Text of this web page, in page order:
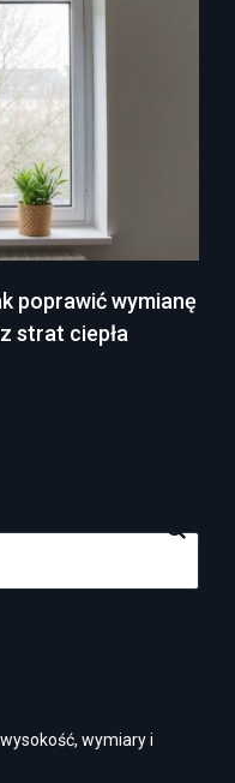
poprawić wymianę
strat ciepła
wymiary i